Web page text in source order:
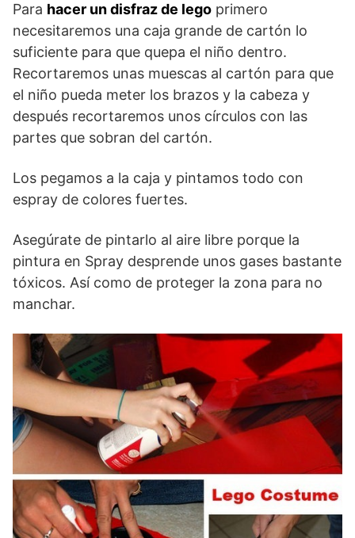
Para hacer un disfraz de lego primero
necesitaremos una caja grande de cartón lo
suficiente para que quepa el niño dentro.
Recortaremos unas muescas al cartón para que
el niño pueda meter los brazos y la cabeza y
después recortaremos unos círculos con las
partes que sobran del cartón.
Los pegamos a la caja y pintamos todo con
espray de colores fuertes.
Asegúrate de pintarlo al aire libre porque la
pintura en Spray desprende unos gases bastante
tóxicos. Así como de proteger la zona para no
manchar.